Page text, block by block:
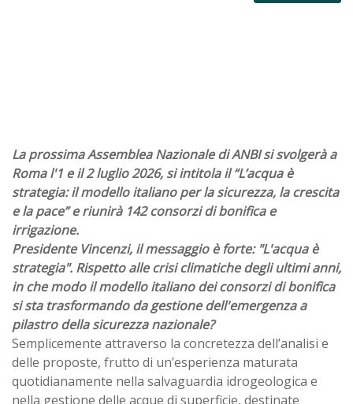
La prossima Assemblea Nazionale di ANBI si svolgerà a
Roma l'1 e il 2 luglio 2026, si intitola il “L’acqua è
strategia: il modello italiano per la sicurezza, la crescita
e la pace” e riunirà 142 consorzi di bonifica e
irrigazione.
Presidente Vincenzi, il messaggio è forte: "L'acqua è
strategia". Rispetto alle crisi climatiche degli ultimi anni,
in che modo il modello italiano dei consorzi di bonifica
si sta trasformando da gestione dell'emergenza a
pilastro della sicurezza nazionale?
Semplicemente attraverso la concretezza dell’analisi e
delle proposte, frutto di un’esperienza maturata
quotidianamente nella salvaguardia idrogeologica e
nella gestione delle acque di superficie, destinate